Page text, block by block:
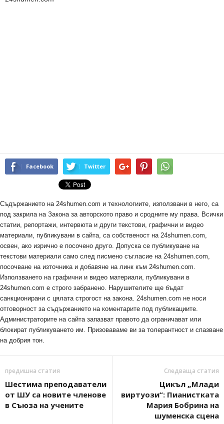
Facebook Twitter
Съдържанието на 24shumen.com и технологиите, използвани в него, са
под закрила на Закона за авторското право и сродните му права. Всички
статии, репортажи, интервюта и други текстови, графични и видео
материали, публикувани в сайта, са собственост на 24shumen.com,
освен, ако изрично е посочено друго. Допуска се публикуване на
текстови материали само след писмено съгласие на 24shumen.com,
посочване на източника и добавяне на линк към 24shumen.com.
Използването на графични и видео материали, публикувани в
24shumen.com е строго забранено. Нарушителите ще бъдат
санкционирани с цялата строгост на закона. 24shumen.com не носи
отговорност за съдържанието на коментарите под публикациите.
Администраторите на сайта запазват правото да ограничават или
блокират публикуването им. Призоваваме ви за толерантност и спазване
на добрия тон.
предишна статия
Шестима преподаватели
от ШУ са новите членове
в Съюза на учените
Следваща статия
Цикъл „Млади
виртуози“: Пианистката
Мария Бобрина на
шуменска сцена